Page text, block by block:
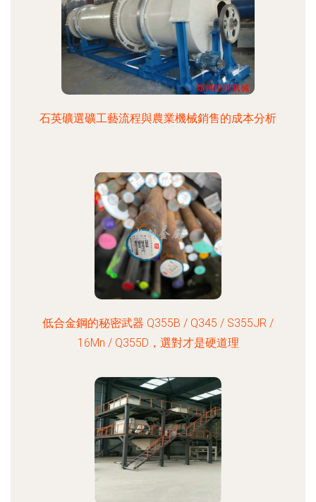
石英礦選礦工藝流程與農業機械銷售的成本分析
低合金鋼的秘密武器 Q355B / Q345 / S355JR /
16Mn / Q355D，選對才是硬道理